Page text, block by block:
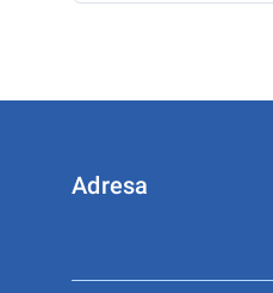
Adresa